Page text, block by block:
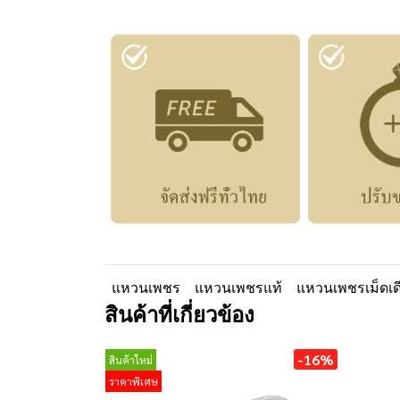
แหวนเพชร แหวนเพชรแท้ แหวนเพชรเม็ดเ
สินค้าที่เกี่ยวข้อง
สินค้าใหม่
ราคาพิเศษ
-16%